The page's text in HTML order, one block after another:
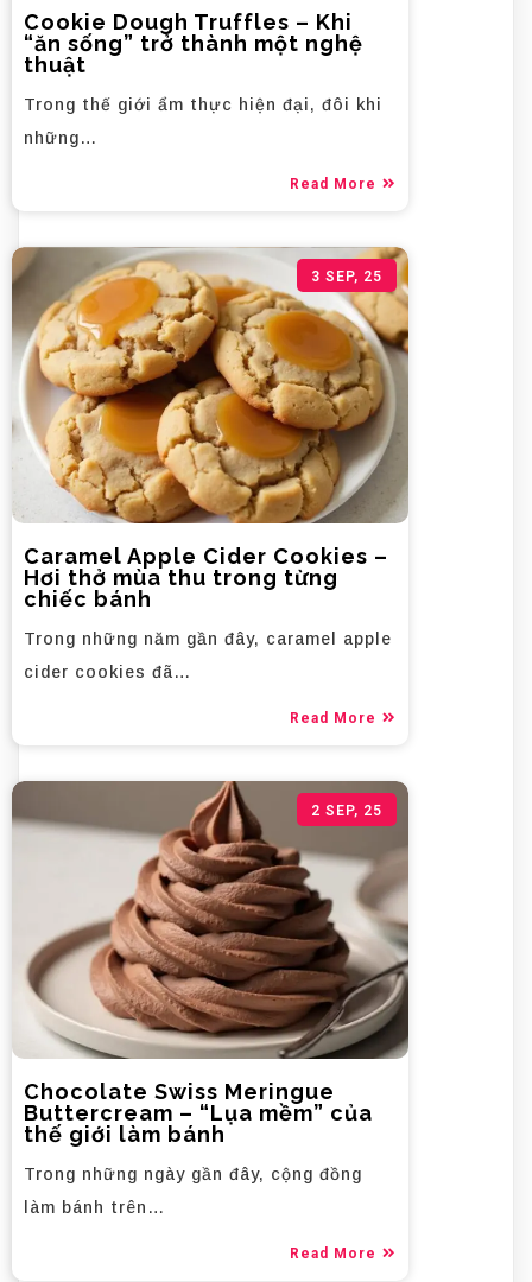
Cookie Dough Truffles – Khi
“ăn sống” trở thành một nghệ
thuật
Trong thế giới ẩm thực hiện đại, đôi khi
những…
Read More
Caramel Apple Cider Cookies –
Hơi thở mùa thu trong từng
chiếc bánh
3 SEP, 25
Trong những năm gần đây, caramel apple
cider cookies đã…
Read More
Chocolate Swiss Meringue
Buttercream – “Lụa mềm” của
thế giới làm bánh
2 SEP, 25
Trong những ngày gần đây, cộng đồng
làm bánh trên…
Read More